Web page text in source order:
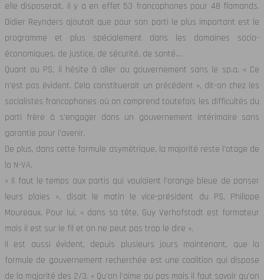
elle disposerait, il y a en effet 53 francophones pour 48 flamands.
Didier Reynders ajoutait que pour son parti le plus important est le
programme et plus spécialement dans les domaines socio-
économiques, de justice, de sécurité, de santé….
Quant au PS, il hésite à aller au gouvernement sans le sp.a. « Ce
n’est pas évident. Cela constituerait un précédent », dit-on chez les
socialistes francophones où on comprend toutefois les difficultés du
parti frère à s’engager dans un gouvernement intérimaire sans
garantie pour l’avenir.
De plus, dans cette formule asymétrique, la majorité reste l’otage de
la N-VA.
« Il faut le temps aux partis qui voulaient l’orange bleue de panser
leurs plaies », disait le matin le vice-président du PS, Philippe
Moureaux. Pour lui, « dans sa tête, Guy Verhofstadt est formateur
mais il est sur le fil et on ne peut pas trop le dire ».
Il est aussi évident, depuis plusieurs jours maintenant, que la
formule de gouvernement recherchée est une coalition qui dispose
de la majorité des 2/3. « Qu’on l’aime ou pas mais il faut savoir qu’on